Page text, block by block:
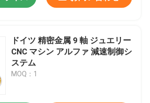
ドイツ 精密金属 9 軸 ジュエリー
CNC マシン アルファ 減速制御シ
ステム
MOQ：1